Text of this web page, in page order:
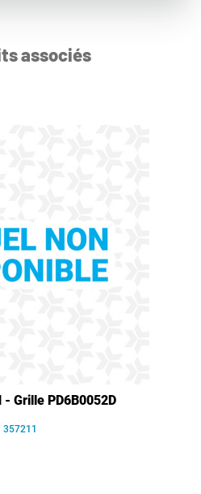
associés
- Grille PD6B0052D
357211